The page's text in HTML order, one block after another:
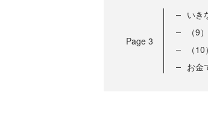
Page 3
いき
（9
（
お金